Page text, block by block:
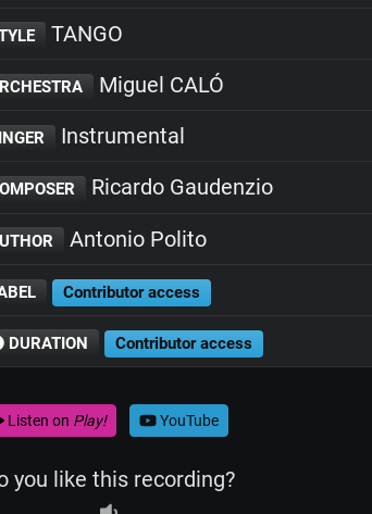
TANGO
Miguel CALÓ
Instrumental
Ricardo Gaudenzio
Antonio Polito
Contributor access
DURATION Contributor access
Listen on Play! YouTube
you like this recording?